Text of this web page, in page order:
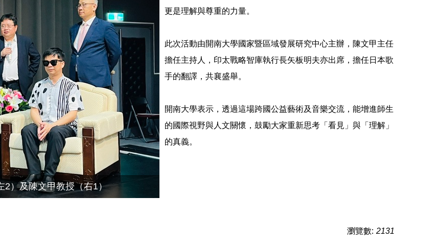
2）及陳文甲教授（右1）
更是理解與尊重的力量。
此次活動由開南大學國家暨區域發展研究中心主辦，陳文甲主任
擔任主持人，印太戰略智庫執行長矢板明夫亦出席，擔任日本歌
手的翻譯，共襄盛舉。
開南大學表示，透過這場跨國公益藝術及音樂交流，能增進師生
的國際視野與人文關懷，鼓勵大家重新思考「看見」與「理解」
的真義。
瀏覽數: 2131